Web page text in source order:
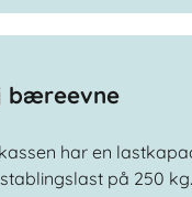
bæreevne
har en
på 250 kg.